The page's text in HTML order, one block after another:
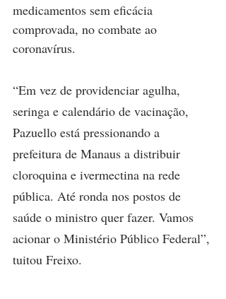
medicamentos sem eficácia
comprovada, no combate ao
coronavírus.
“Em vez de providenciar agulha,
seringa e calendário de vacinação,
Pazuello está pressionando a
prefeitura de Manaus a distribuir
cloroquina e ivermectina na rede
pública. Até ronda nos postos de
saúde o ministro quer fazer. Vamos
acionar o Ministério Público Federal”,
tuitou Freixo.